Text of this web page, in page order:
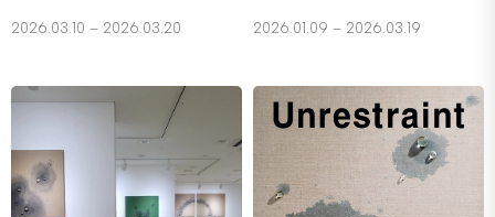
2026.03.10 – 2026.03.20 2026.01.09 – 2026.03.19